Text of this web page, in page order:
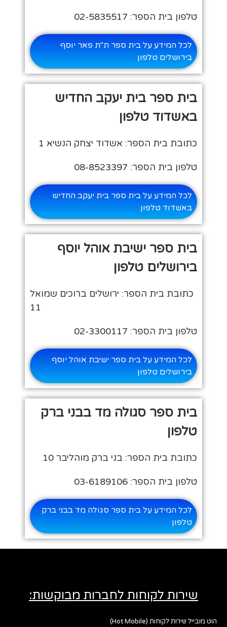
טלפון בית הספר: 02-5835517
לכל המידע על בית ספר ת"ת פאר יוסף
בירושלים טלפון
בית ספר בית יעקב החדיש
באשדוד טלפון
כתובת בית הספר: אשדוד יצחק הנשיא 1
טלפון בית הספר: 08-8523397
לכל המידע על בית ספר בית יעקב החדיש
באשדוד טלפון
בית ספר ישיבת אוהל יוסף
בירושלים טלפון
כתובת בית הספר: ירושלים ברוכים שמואל
11
טלפון בית הספר: 02-3300117
לכל המידע על בית ספר ישיבת אוהל יוסף
בירושלים טלפון
בית ספר סגולה מד בבני ברק
טלפון
כתובת בית הספר: בני ברק מוהליבר 10
טלפון בית הספר: 03-6189106
לכל המידע על בית ספר סגולה מד בבני ברק
טלפון
שירות לקוחות לחברות מבוקשות:
הוט מובייל שירות לקוחות (Hot Mobile)